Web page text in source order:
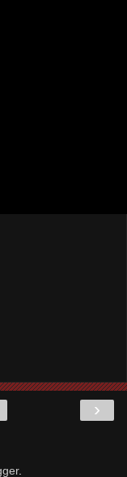
›
.